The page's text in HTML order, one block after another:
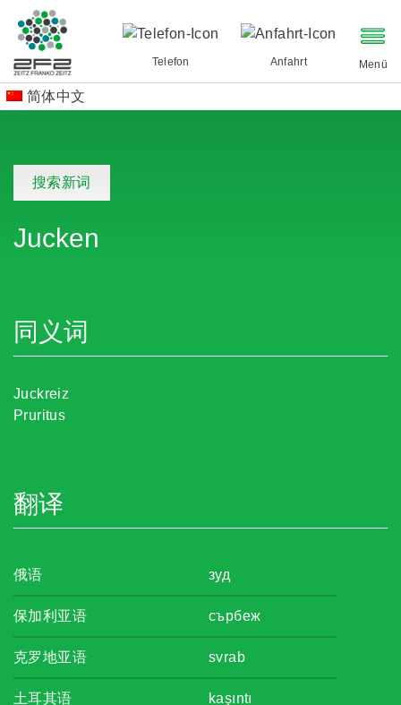
Menü
Telefon Anfahrt
简体中文
搜索新词
Jucken
同义词
Juckreiz
Pruritus
翻译
俄语 зуд
保加利亚语 сърбеж
克罗地亚语 svrab
土耳其语 kaşıntı